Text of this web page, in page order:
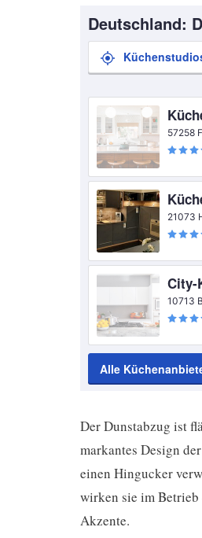
Deutschland:
57258
21073
City-
10713
Der Dunstabzug ist
markantes Design
einen Hingucker
wirken sie im
Akzente.